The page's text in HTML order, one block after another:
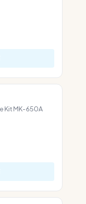
Kit MK-650A